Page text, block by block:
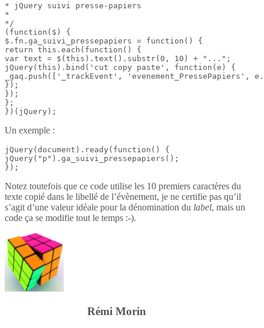
* jQuery suivi presse-papiers
*
*/
(function($) {
$.fn.ga_suivi_pressepapiers = function() {
return this.each(function() {
var text = $(this).text().substr(0, 10) + "...";
jQuery(this).bind('cut copy paste', function(e) {
_gaq.push(['_trackEvent', 'evenement_PressePapiers',
});
});
};
})(jQuery);
Un exemple :
jQuery(document).ready(function() {
jQuery("p").ga_suivi_pressepapiers();
});
Notez toutefois que ce code utilise les 10 premiers caractères du
texte copié dans le libellé de l’évènement, je ne certifie pas qu’il
s’agit d’une valeur idéale pour la dénomination du label, mais un
code ça se modifie tout le temps :-).
Rémi Morin